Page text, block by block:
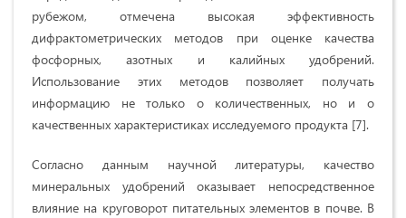
рубежом, отмечена высокая эффективность
дифрактометрических методов при оценке качества
фосфорных, азотных и калийных удобрений.
Использование этих методов позволяет получать
информацию не только о количественных, но и о
качественных характеристиках исследуемого продукта [7].
Согласно данным научной литературы, качество
минеральных удобрений оказывает непосредственное
влияние на круговорот питательных элементов в почве. В